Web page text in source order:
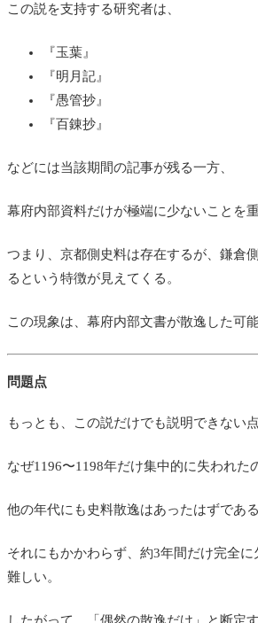
この説を支持する研究者は、
『玉葉』
『明月記』
『愚管抄』
『百錬抄』
などには当該期間の記事が残る一方、
幕府内部資料だけが極端に少ないことを
つまり、京都側史料は存在するが、鎌倉
るという特徴が見えてくる。
この現象は、幕府内部文書が散逸した可
問題点
もっとも、この説だけでも説明できない点
なぜ1196〜1198年だけ集中的に失われた
他の年代にも史料散逸はあったはずである
それにもかかわらず、約3年間だけ完全
難しい。
したがって、「偶然の散逸だけ」と断定